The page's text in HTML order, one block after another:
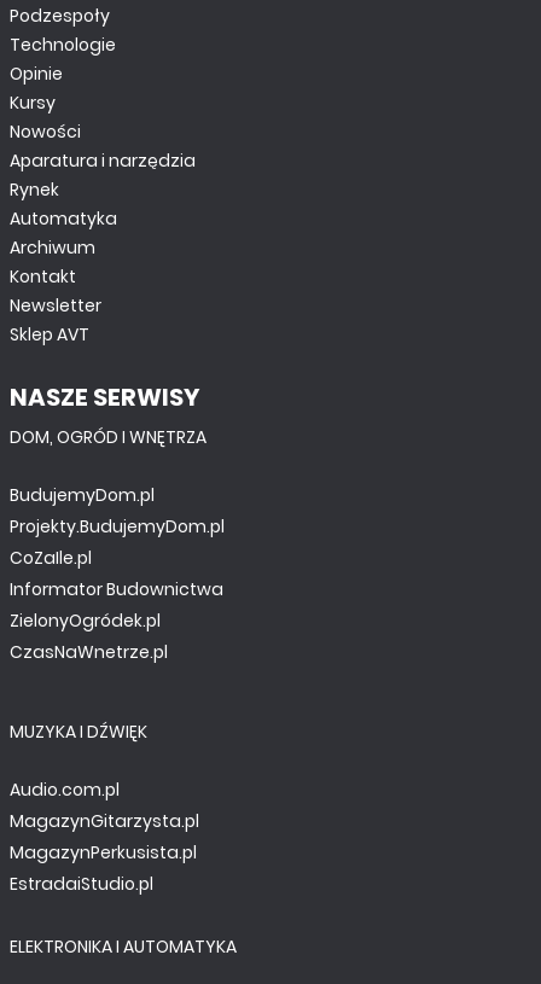
Podzespoły
Technologie
Opinie
Kursy
Nowości
Aparatura i narzędzia
Rynek
Automatyka
Archiwum
Kontakt
Newsletter
Sklep AVT
NASZE SERWISY
DOM, OGRÓD I WNĘTRZA
BudujemyDom.pl
Projekty.BudujemyDom.pl
CoZaIle.pl
Informator Budownictwa
ZielonyOgródek.pl
CzasNaWnetrze.pl
MUZYKA I DŹWIĘK
Audio.com.pl
MagazynGitarzysta.pl
MagazynPerkusista.pl
EstradaiStudio.pl
ELEKTRONIKA I AUTOMATYKA